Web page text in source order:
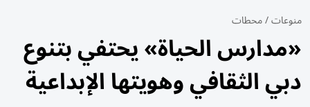
منوعات/محطات
«مدارس الحياة» يحتفي بتنوع
دبي الثقافي وهويتها الإبداعية